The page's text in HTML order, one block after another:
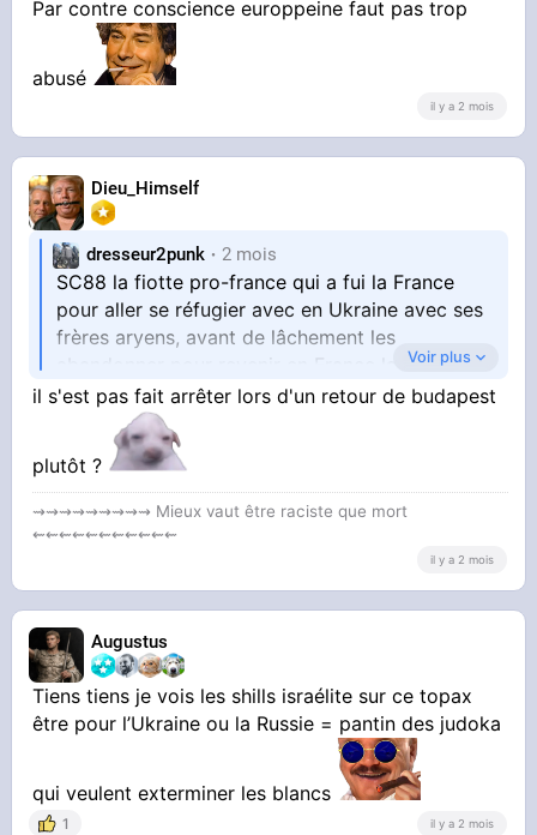
Par contre conscience europpeine faut pas trop
abusé
il y a 2 mois
Dieu_Himself
dresseur2punk 2 mois
SC88 la fiotte pro-france qui a fui la France
pour aller se réfugier avec en Ukraine avec ses
frères aryens, avant de lâchement les
abandonner pour revenir en France la queue
entre les jambes dès que ça a commencé à
chauffer un peu là bas
Voir plus
il s'est pas fait arrêter lors d'un retour de budapest
plutôt ?
⇝⇝⇝⇝⇝⇝⇝⇝⇝ Mieux vaut être raciste que mort
⇜⇜⇜⇜⇜⇜⇜⇜⇜⇜⇜
il y a 2 mois
Augustus
Tiens tiens je vois les shills israélite sur ce topax
être pour l’Ukraine ou la Russie = pantin des judoka
qui veulent exterminer les blancs
1 il y a 2 mois